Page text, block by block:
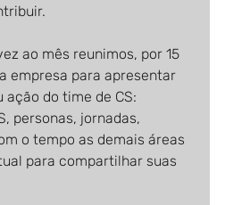
ao mês reunimos, por 15
empresa para apresentar
ação do time de CS:
personas, jornadas,
o tempo as demais áreas
para compartilhar suas